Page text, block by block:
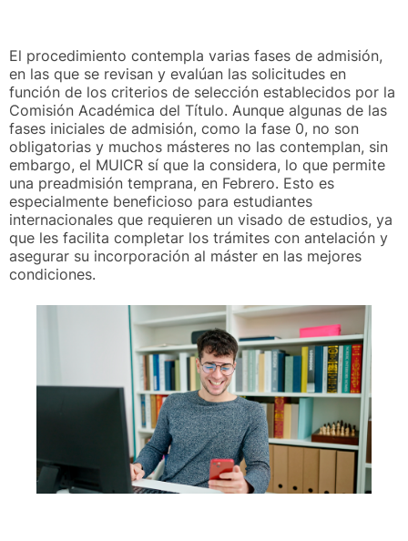
El procedimiento contempla varias fases de admisión,
en las que se revisan y evalúan las solicitudes en
función de los criterios de selección establecidos por la
Comisión Académica del Título. Aunque algunas de las
fases iniciales de admisión, como la fase 0, no son
obligatorias y muchos másteres no las contemplan, sin
embargo, el MUICR sí que la considera, lo que permite
una preadmisión temprana, en Febrero. Esto es
especialmente beneficioso para estudiantes
internacionales que requieren un visado de estudios, ya
que les facilita completar los trámites con antelación y
asegurar su incorporación al máster en las mejores
condiciones.